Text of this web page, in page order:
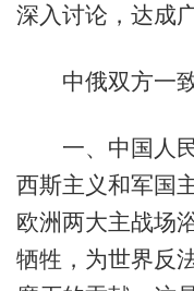
深入讨论，达成
中俄双方一致
一、中国人民
西斯主义和军国
欧洲两大主战场
牺牲，为世界反